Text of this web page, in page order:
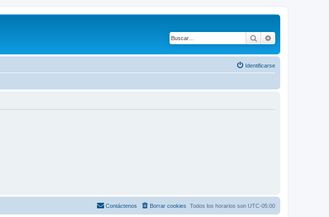
Buscar
Identificarse
Todos los horarios son UTC-05:00
Borrar cookies
Contáctenos